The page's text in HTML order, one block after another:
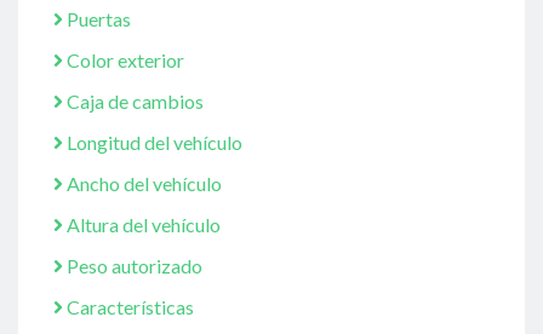
Puertas
Color exterior
Caja de cambios
Longitud del vehículo
Ancho del vehículo
Altura del vehículo
Peso autorizado
Características